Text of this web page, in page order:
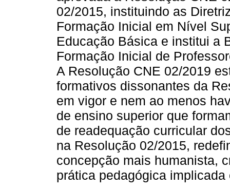
02/2015, instituindo as
Formação Inicial em Nível
Educação Básica e institui a
Formação Inicial de
A Resolução CNE 02/2019
formativos dissonantes da
em vigor e nem ao menos
de ensino superior que
de readequação curricular
na Resolução 02/2015,
concepção mais humanista,
prática pedagógica implicada